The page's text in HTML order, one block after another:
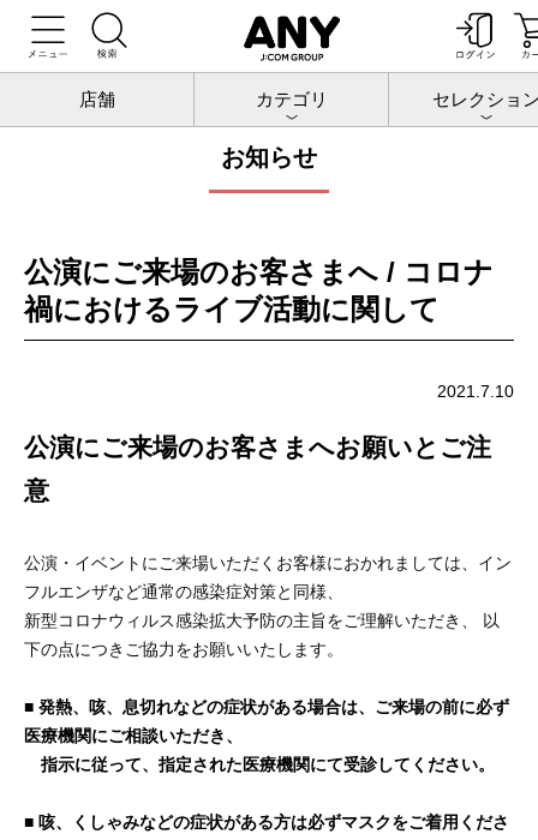
店舗 カテゴリ セレクショ
トップ お知らせ
お知らせ
公演にご来場のお客さまへ / コロナ
禍におけるライブ活動に関して
2021.7.10
公演にご来場のお客さまへお願いとご注
意
公演・イベントにご来場いただくお客様におかれましては、イン
フルエンザなど通常の感染症対策と同様、
新型コロナウィルス感染拡大予防の主旨をご理解いただき、 以
下の点につきご協力をお願いいたします。
■ 発熱、咳、息切れなどの症状がある場合は、ご来場の前に必ず
医療機関にご相談いただき、
指示に従って、指定された医療機関にて受診してください。
■ 咳、くしゃみなどの症状がある方は必ずマスクをご着用くださ